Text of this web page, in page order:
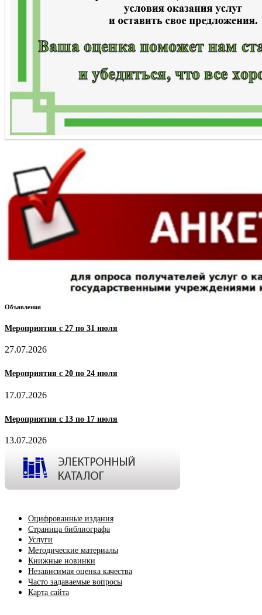
Объявления
Мероприятия с 27 по 31 июля
27.07.2026
Мероприятия с 20 по 24 июля
17.07.2026
Мероприятия с 13 по 17 июля
13.07.2026
Оцифрованные издания
Страница библиографа
Услуги
Методические материалы
Книжные новинки
Независимая оценка качества
Часто задаваемые вопросы
Карта сайта